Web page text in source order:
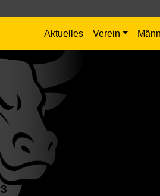
Aktuelles Verein